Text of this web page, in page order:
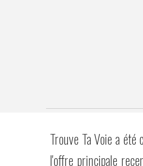
Trouve Ta Voie a
l'offre principale